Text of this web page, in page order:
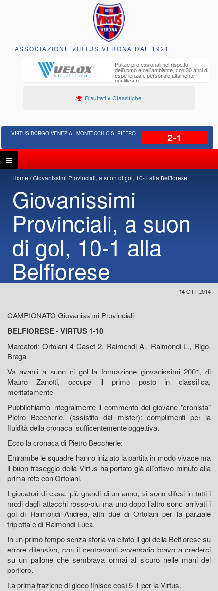
ASSOCIAZIONE VIRTUS VERONA DAL 1921
Pulizie professionali nel rispetto
dell'uomo e dell'ambiente, con 30 anni di
esperienza e personale altamente
qualificato
Risultati e Classifiche
VIRTUS BORGO VENEZIA - MONTECCHIO S. PIETRO 2-1
Home Giovanissimi Provinciali, a suon di gol, 10-1 alla Belfiorese
Giovanissimi
Provinciali, a suon
di gol, 10-1 alla
Belfiorese
14 OTT 2014
CAMPIONATO Giovanissimi Provinciali
BELFIORESE - VIRTUS 1-10
Marcatori: Ortolani 4 Caset 2, Raimondi A., Raimondi L., Rigo,
Braga
Va avanti a suon di gol la formazione giovanissimi 2001, di
Mauro Zanotti, occupa il primo posto in classifica,
meritatamente.
Pubblichiamo integralmente il commento del giovane "cronista"
Pietro Beccherle, (assistito dal mister): complimenti per la
fluidità della cronaca, sufficentemente oggettiva.
Ecco la cronaca di Pietro Beccherle:
Entrambe le squadre hanno iniziato la partita in modo vivace ma
il buon fraseggio della Virtus ha portato già all’ottavo minuto alla
prima rete con Ortolani.
I giocatori di casa, più grandi di un anno, si sono difesi in tutti i
modi dagli attacchi rosso-blu ma uno dopo l’altro sono arrivati i
gol di Raimondi Andrea, altri due di Ortolani per la parziale
tripletta e di Raimondi Luca.
In un primo tempo senza storia va citato il gol della Belfiorese su
errore difensivo, con il centravanti avversario bravo a crederci
su un pallone che sembrava ormai al sicuro nelle mani del
portiere.
La prima frazione di gioco finisce così 5-1 per la Virtus.